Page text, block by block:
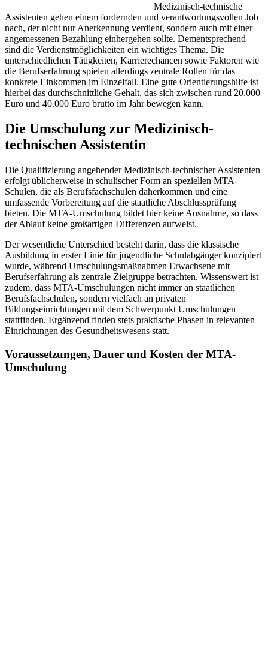
Medizinisch-technische
Assistenten gehen einem fordernden und verantwortungsvollen Job
nach, der nicht nur Anerkennung verdient, sondern auch mit einer
angemessenen Bezahlung einhergehen sollte. Dementsprechend
sind die Verdienstmöglichkeiten ein wichtiges Thema. Die
unterschiedlichen Tätigkeiten, Karrierechancen sowie Faktoren wie
die Berufserfahrung spielen allerdings zentrale Rollen für das
konkrete Einkommen im Einzelfall. Eine gute Orientierungshilfe ist
hierbei das durchschnittliche Gehalt, das sich zwischen rund 20.000
Euro und 40.000 Euro brutto im Jahr bewegen kann.
Die Umschulung zur Medizinisch-
technischen Assistentin
Die Qualifizierung angehender Medizinisch-technischer Assistenten
erfolgt üblicherweise in schulischer Form an speziellen MTA-
Schulen, die als Berufsfachschulen daherkommen und eine
umfassende Vorbereitung auf die staatliche Abschlussprüfung
bieten. Die MTA-Umschulung bildet hier keine Ausnahme, so dass
der Ablauf keine großartigen Differenzen aufweist.
Der wesentliche Unterschied besteht darin, dass die klassische
Ausbildung in erster Linie für jugendliche Schulabgänger konzipiert
wurde, während Umschulungsmaßnahmen Erwachsene mit
Berufserfahrung als zentrale Zielgruppe betrachten. Wissenswert ist
zudem, dass MTA-Umschulungen nicht immer an staatlichen
Berufsfachschulen, sondern vielfach an privaten
Bildungseinrichtungen mit dem Schwerpunkt Umschulungen
stattfinden. Ergänzend finden stets praktische Phasen in relevanten
Einrichtungen des Gesundheitswesens statt.
Voraussetzungen, Dauer und Kosten der MTA-
Umschulung